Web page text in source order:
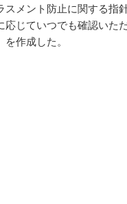
メント防止に関する指
じていつでも確認いた
作成した。